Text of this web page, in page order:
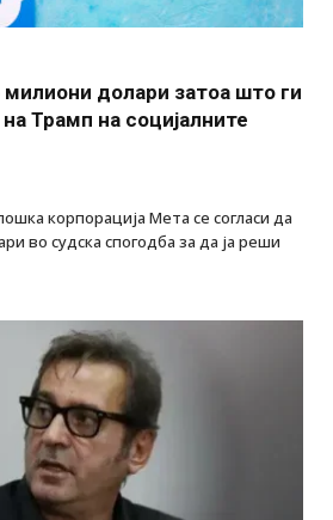
долари затоа што ги
Трамп на социјалните
корпорација Мета се согласи да
во судска спогодба за да ја реши